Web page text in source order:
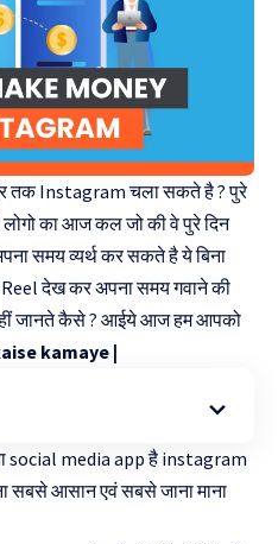
तक Instagram चला सकते है ? पुरे
लोगो का आज कल जो की वे पुरे दिन
समय व्यर्थ कर सकते है ये बिना
देख कर अपना समय गवाने की
जानते कैसे ? आईये आज हम आपको
kamaye |
social media app है instagram
सबसे आसान एवं सबसे जाना माना